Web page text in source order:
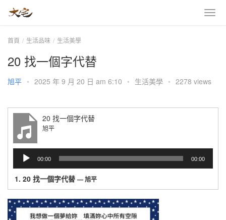
首頁 生活品味 生活美學
20 找一個字代替
旭平 • 2025 年 9 月 20 日 am 6:10 • 生活美學 • 2278 views
20 找一個字代替
旭平
播
放
00:00 00:00
1. 20 找一個字代替 — 旭平